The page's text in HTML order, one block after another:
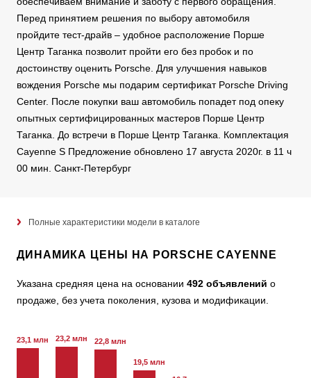
Перед принятием решения по выбору автомобиля
пройдите тест-драйв – удобное расположение Порше
Центр Таганка позволит пройти его без пробок и по
достоинству оценить Porsche. Для улучшения навыков
вождения Porsche мы подарим сертификат Porsche Driving
Center. После покупки ваш автомобиль попадет под опеку
опытных сертифицированных мастеров Порше Центр
Таганка. До встречи в Порше Центр Таганка. Комплектация
Cayenne S Предложение обновлено 17 августа 2020г. в 11 ч
00 мин. Санкт-Петербург
Полные характеристики модели в каталоге
ДИНАМИКА ЦЕНЫ НА PORSCHE CAYENNE
Указана средняя цена на основании 492 объявлений о
продаже, без учета поколения, кузова и модификации.
23,1 млн 23,2 млн 22,8 млн
19,5 млн